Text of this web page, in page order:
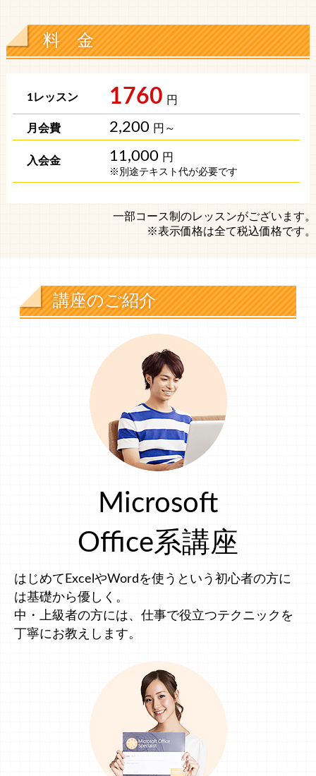
料 金
1760 円
2,200 円～
11,000 円
※別途テキスト代が必要です
一部コース制のレッスンがございます。
※表示価格は全て税込価格です。
講座のご紹介
Microsoft
Office系講座
はじめてExcelやWordを使うという初心者の方に
は基礎から優しく。
中・上級者の方には、仕事で役立つテクニックを
丁寧にお教えします。